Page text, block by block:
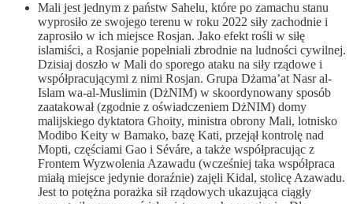
Mali jest jednym z państw Sahelu, które po zamachu stanu
wyprosiło ze swojego terenu w roku 2022 siły zachodnie i
zaprosiło w ich miejsce Rosjan. Jako efekt rośli w siłę
islamiści, a Rosjanie popełniali zbrodnie na ludności cywilnej.
Dzisiaj doszło w Mali do sporego ataku na siły rządowe i
współpracującymi z nimi Rosjan. Grupa Dżama’at Nasr al-
Islam wa-al-Muslimin (DżNIM) w skoordynowany sposób
zaatakował (zgodnie z oświadczeniem DżNIM) domy
malijskiego dyktatora Ghoity, ministra obrony Mali, lotnisko
Modibo Keity w Bamako, bazę Kati, przejął kontrolę nad
Mopti, częściami Gao i Séváre, a także współpracując z
Frontem Wyzwolenia Azawadu (wcześniej taka współpraca
miałą miejsce jedynie doraźnie) zajęli Kidal, stolicę Azawadu.
Jest to potężna porażka sił rządowych ukazująca ciągły